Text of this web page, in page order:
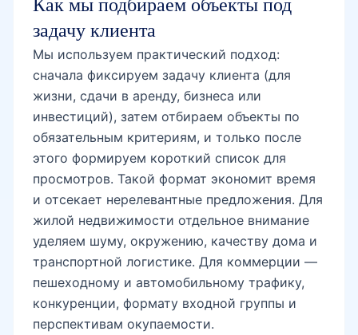
инвестиций), затем отбираем объекты по
обязательным критериям, и только после
этого формируем короткий список для
просмотров. Такой формат экономит время
и отсекает нерелевантные предложения. Для
жилой недвижимости отдельное внимание
уделяем шуму, окружению, качеству дома и
транспортной логистике. Для коммерции —
пешеходному и автомобильному трафику,
конкуренции, формату входной группы и
перспективам окупаемости.
По текущей странице доступно24
релевантных предложений. Даже если в
открытом каталоге объектов меньше, чем